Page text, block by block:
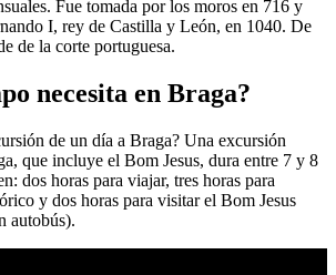
Fue tomada por los moros en 716 y
I, rey de Castilla y León, en 1040. De
de la corte portuguesa.
necesita en Braga?
de un día a Braga? Una excursión
que incluye el Bom Jesus, dura entre 7 y 8
dos horas para viajar, tres horas para
y dos horas para visitar el Bom Jesus
autobús).